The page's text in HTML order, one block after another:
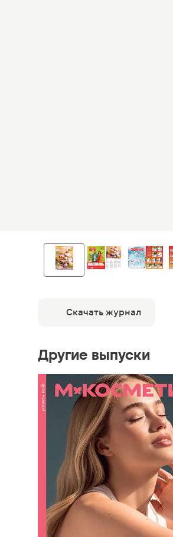
Скачать журнал
Другие выпуски